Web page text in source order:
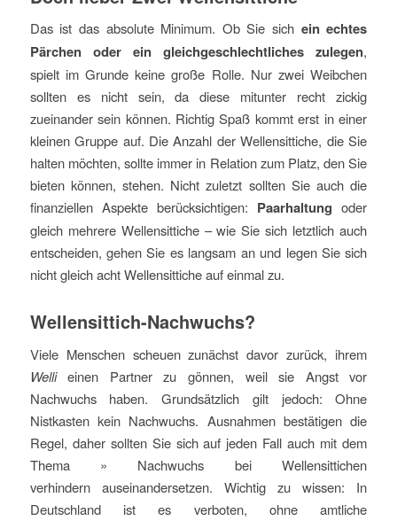
Das ist das absolute Minimum. Ob Sie sich ein echtes
Pärchen oder ein gleichgeschlechtliches zulegen,
spielt im Grunde keine große Rolle. Nur zwei Weibchen
sollten es nicht sein, da diese mitunter recht zickig
zueinander sein können. Richtig Spaß kommt erst in einer
kleinen Gruppe auf. Die Anzahl der Wellensittiche, die Sie
halten möchten, sollte immer in Relation zum Platz, den Sie
bieten können, stehen. Nicht zuletzt sollten Sie auch die
finanziellen Aspekte berücksichtigen: Paarhaltung oder
gleich mehrere Wellensittiche – wie Sie sich letztlich auch
entscheiden, gehen Sie es langsam an und legen Sie sich
nicht gleich acht Wellensittiche auf einmal zu.
Wellensittich-Nachwuchs?
Viele Menschen scheuen zunächst davor zurück, ihrem
Wellieinen Partner zu gönnen, weil sie Angst vor
Nachwuchs haben. Grundsätzlich gilt jedoch: Ohne
Nistkasten kein Nachwuchs. Ausnahmen bestätigen die
Regel, daher sollten Sie sich auf jeden Fall auch mit dem
Thema » Nachwuchs bei Wellensittichen
verhindern auseinandersetzen. Wichtig zu wissen: In
Deutschland ist es verboten, ohne amtliche